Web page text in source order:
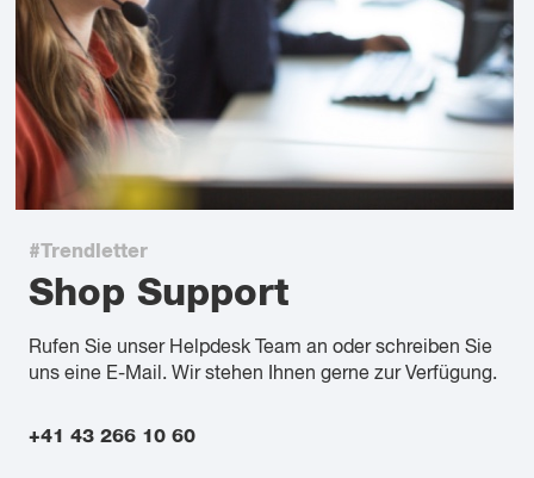
#Trendletter
Shop Support
Rufen Sie unser Helpdesk Team an oder schreiben Sie
uns eine E-Mail. Wir stehen Ihnen gerne zur Verfügung.
+41 43 266 10 60